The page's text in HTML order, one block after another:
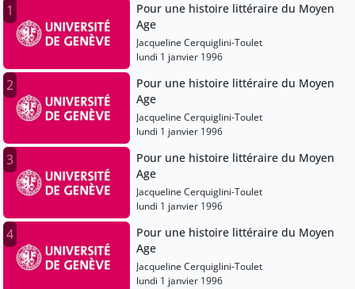
1
Pour une histoire littéraire du Moyen
Age
Jacqueline Cerquiglini-Toulet
lundi 1 janvier 1996
2
Pour une histoire littéraire du Moyen
Age
Jacqueline Cerquiglini-Toulet
lundi 1 janvier 1996
3
Pour une histoire littéraire du Moyen
Age
Jacqueline Cerquiglini-Toulet
lundi 1 janvier 1996
4
Pour une histoire littéraire du Moyen
Age
Jacqueline Cerquiglini-Toulet
lundi 1 janvier 1996